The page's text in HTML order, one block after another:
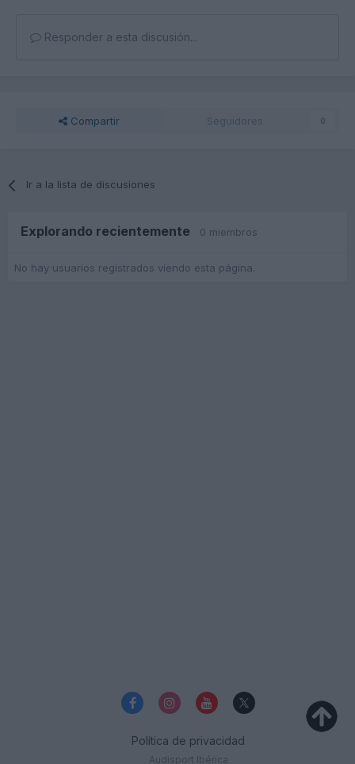
Responder a esta discusión...
Compartir Seguidores 0
Ir a la lista de discusiones
Explorando recientemente 0 miembros
No hay usuarios registrados viendo esta página.
Política de privacidad
Audisport Ibérica